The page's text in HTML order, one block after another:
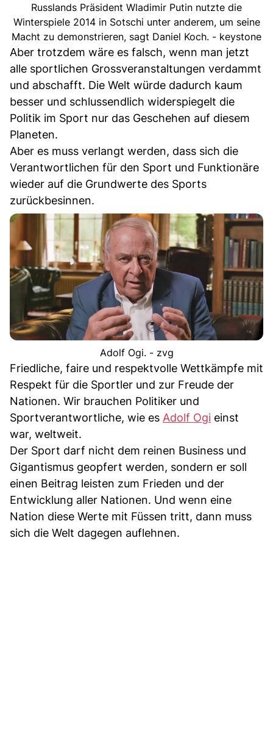
Russlands Präsident Wladimir Putin nutzte die
Winterspiele 2014 in Sotschi unter anderem, um seine
Macht zu demonstrieren, sagt Daniel Koch. - keystone
Aber trotzdem wäre es falsch, wenn man jetzt
alle sportlichen Grossveranstaltungen verdammt
und abschafft. Die Welt würde dadurch kaum
besser und schlussendlich widerspiegelt die
Politik im Sport nur das Geschehen auf diesem
Planeten.
Aber es muss verlangt werden, dass sich die
Verantwortlichen für den Sport und Funktionäre
wieder auf die Grundwerte des Sports
zurückbesinnen.
Adolf Ogi. - zvg
Friedliche, faire und respektvolle Wettkämpfe mit
Respekt für die Sportler und zur Freude der
Nationen. Wir brauchen Politiker und
Sportverantwortliche, wie es Adolf Ogi einst
war, weltweit.
Der Sport darf nicht dem reinen Business und
Gigantismus geopfert werden, sondern er soll
einen Beitrag leisten zum Frieden und der
Entwicklung aller Nationen. Und wenn eine
Nation diese Werte mit Füssen tritt, dann muss
sich die Welt dagegen auflehnen.